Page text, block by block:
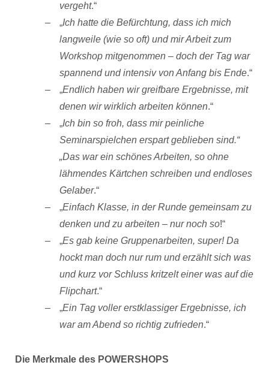
vergeht.“
„Ich hatte die Befürchtung, dass ich mich
langweile (wie so oft) und mir Arbeit zum
Workshop mitgenommen – doch der Tag war
spannend und intensiv von Anfang bis Ende.“
„Endlich haben wir greifbare Ergebnisse, mit
denen wir wirklich arbeiten können.“
„Ich bin so froh, dass mir peinliche
Seminarspielchen erspart geblieben sind.“
„Das war ein schönes Arbeiten, so ohne
lähmendes Kärtchen schreiben und endloses
Gelaber.“
„Einfach Klasse, in der Runde gemeinsam zu
denken und zu arbeiten – nur noch so!“
„Es gab keine Gruppenarbeiten, super! Da
hockt man doch nur rum und erzählt sich was
und kurz vor Schluss kritzelt einer was auf die
Flipchart.“
„Ein Tag voller erstklassiger Ergebnisse, ich
war am Abend so richtig zufrieden.“
Die Merkmale des POWERSHOPS